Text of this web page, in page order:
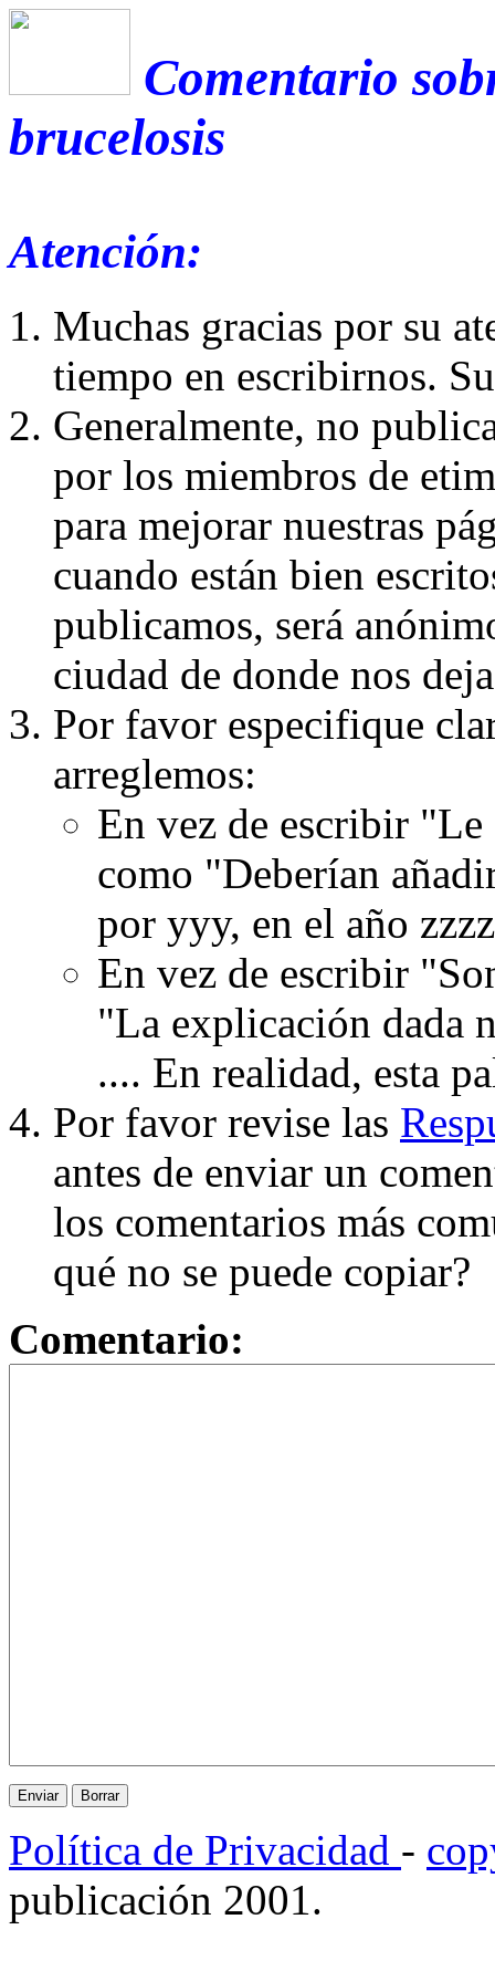
Comentario
brucelosis
Atención:
Muchas gracias por su
tiempo en escribirnos.
Generalmente, no
por los miembros de
para mejorar nuestras
cuando están bien
publicamos, será
ciudad de donde nos
Por favor especifique
arreglemos:
En vez de escribir
como "Deberían
por yyy, en el año
En vez de escribir
"La explicación dada
.... En realidad, esta
Por favor revise las
antes de enviar un
los comentarios más
qué no se puede copiar?
Comentario:
Política de Privacidad -
publicación 2001.